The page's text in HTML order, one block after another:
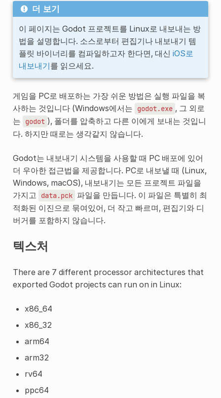
더 보기
이 페이지는 Godot 프로젝트를 Linux로 내보내는 방
법을 설명합니다. 소스로부터 편집기나 내보내기 템
플릿 바이너리를 컴파일하고자 한다면, 대신 iOS로
내보내기를 읽으세요.
게임을 PC로 배포하는 가장 쉬운 방법은 실행 파일을 복
사하는 것입니다 (Windows에서는
godot.exe , 그 외로
는
godot ), 폴더를 압축하고 다른 이에게 보내는 것입니
다. 하지만 때로는 생각같지 않습니다.
Godot는 내보내기 시스템을 사용할 때 PC 배포에 있어
더 우아한 접근법을 제공합니다. PC로 내보낼 때 (Linux,
Windows, macOS), 내보내기는 모든 프로젝트 파일을
가지고
data.pck 파일을 만듭니다. 이 파일은 특별히 최
적화된 이진으로 묶여있어, 더 작고 빠르며, 편집기와 디
버거를 포함하지 않습니다.
텍스처
There are 7 different processor architectures that
exported Godot projects can run on in Linux:
x86_64
x86_32
arm64
arm32
rv64
ppc64